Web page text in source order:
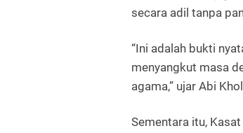
secara adil tanpa
“Ini adalah bukti
menyangkut masa
agama,” ujar Abi
Sementara itu,